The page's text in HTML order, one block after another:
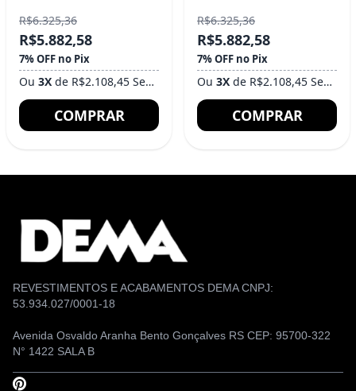
R$6.325,36
R$5.882,58
7% OFF no Pix
Ou 3X de R$2.108,45 Sem Juros
COMPRAR
R$6.325,36
R$5.882,58
7% OFF no Pix
Ou 3X de R$2.108,45 Sem Juros
COMPRAR
REVESTIMENTOS E ACABAMENTOS DEMA CNPJ:
53.934.027/0001-18
Avenida Osvaldo Aranha Bento Gonçalves RS CEP: 95700-322
N° 1422 SALA B